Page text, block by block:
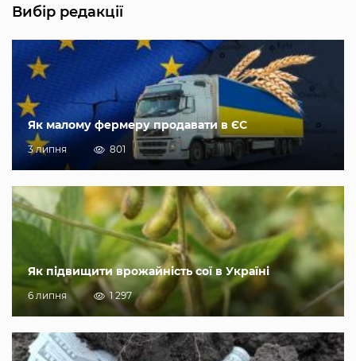
Вибір редакції
Як малому фермеру продавати в ЄС
3 липня 801
Як підвищити врожайність сої в Україні
6 липня 1 297